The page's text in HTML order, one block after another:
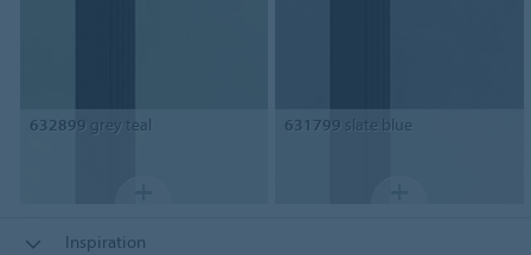
632899 grey teal 631799 slate blue
Inspiration